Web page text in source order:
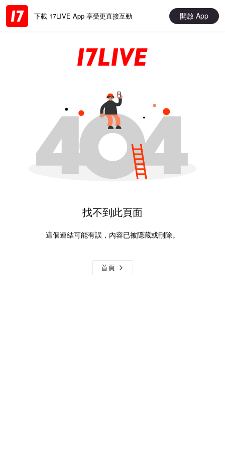
下載 17LIVE App 享受更直接互動 開啟 App
找不到此頁面
這個連結可能有誤，內容已被隱藏或刪除。
首頁